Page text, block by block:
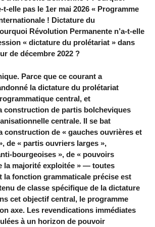
t-elle pas le 1er mai 2026 « Programme
! Dictature du
Révolution Permanente n’a-t-elle
« dictature du prolétariat » dans
de décembre 2022 ?
Parce que ce courant a
la dictature du prolétariat
central, et
construction de partis bolcheviques
centrale. Il se bat
construction de « gauches ouvrières et
de « partis ouvriers larges »,
bourgeoises », de « pouvoirs
la majorité exploitée » — toutes
la fonction grammaticale précise est
de classe spécifique de la dictature
cet objectif central, le programme
axe. Les revendications immédiates
à un horizon de pouvoir